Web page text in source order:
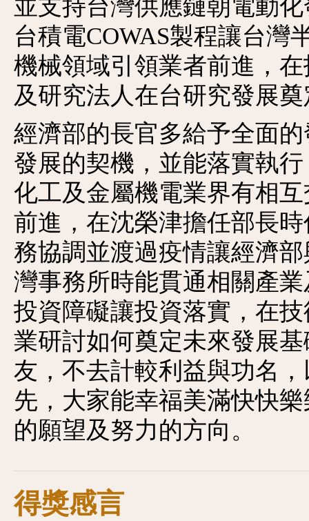
並支持台灣供應鏈朝電動
台積電COWAS製程讓台灣
機械領域引領業者前進，
及研究法人在台研究發展
經濟部的長官多給予全面
發展的契機，並能落實執
化工及金屬機電業界有相
前進，在沈榮津擔任部長
務協調並渡過疫情讓經濟
灣事務所時能貫通相關產
投資障礙讓投資落實，在
業研討如何奠定未來發展
友，不去計較利益與功名
先，大家能幸福美滿快快
的願望及努力的方向。
得獎感言